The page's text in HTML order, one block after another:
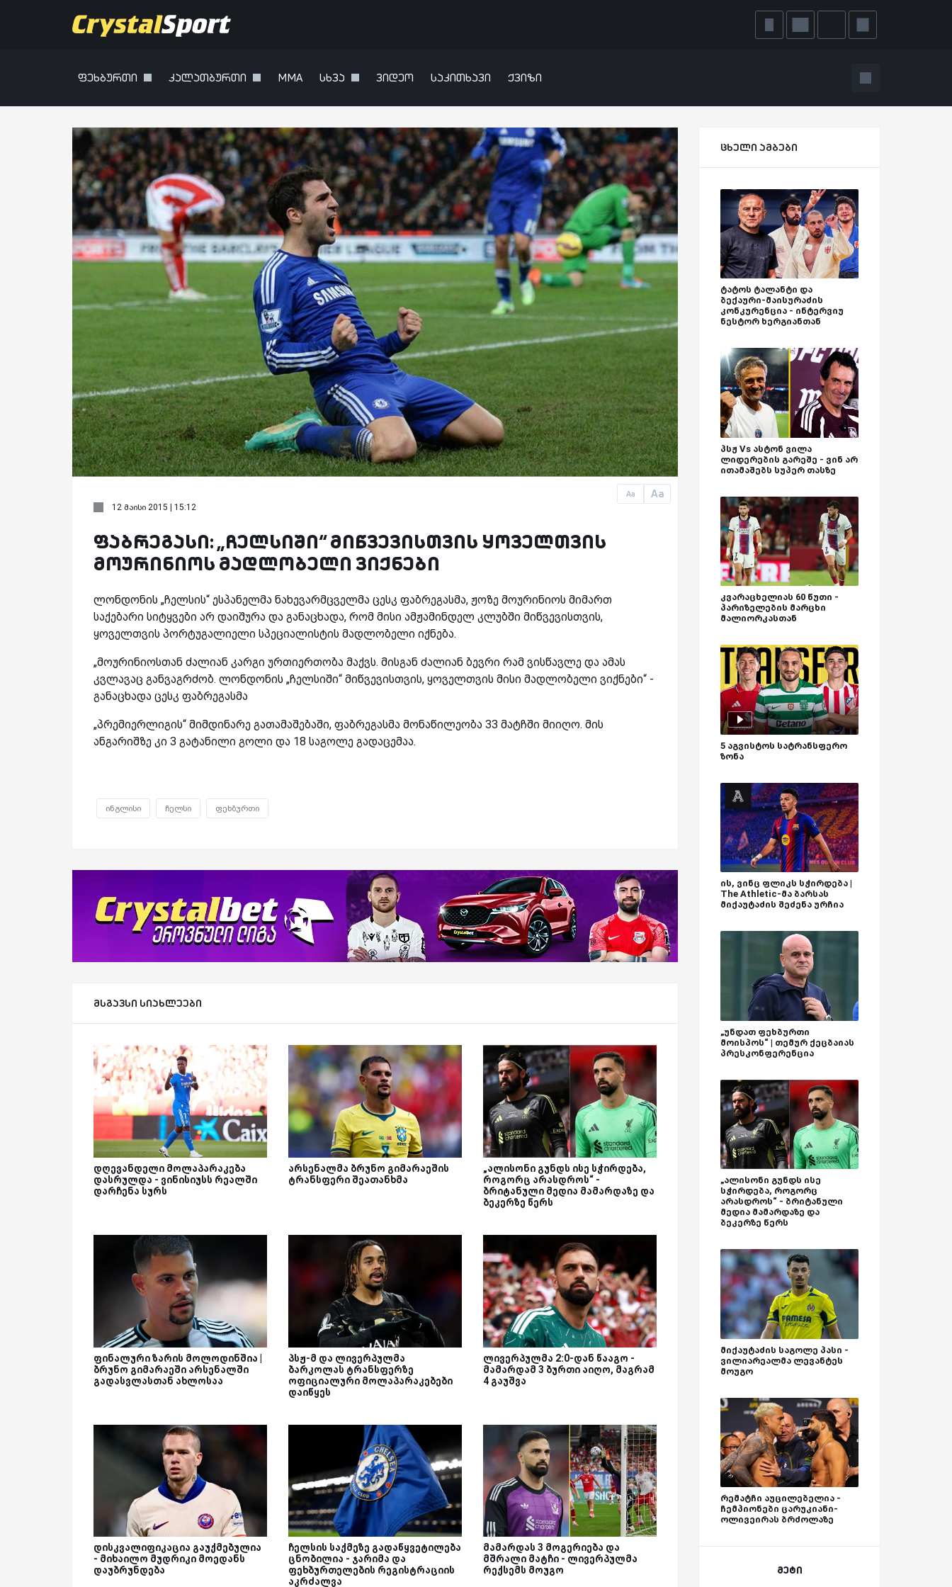
ფეხბურთი კალათბურთი MMA სხვა ვიდეო საკითხავი ქვიზი
Aa Aa
12 მაისი 2015 | 15:12
ფაბრეგასი: „ჩელსიში“ მიწვევისთვის ყოველთვის
მოურინიოს მადლობელი ვიქნები
ლონდონის „ჩელსის“ ესპანელმა ნახევარმცველმა ცესკ ფაბრეგასმა, ჟოზე მოურინიოს მიმართ
საქებარი სიტყვები არ დაიშურა და განაცხადა, რომ მისი ამჟამინდელ კლუბში მიწვევისთვის,
ყოველთვის პორტუგალიელი სპეციალისტის მადლობელი იქნება.
„მოურინიოსთან ძალიან კარგი ურთიერთობა მაქვს. მისგან ძალიან ბევრი რამ ვისწავლე და ამას
კვლავაც განვაგრძობ. ლონდონის „ჩელსიში“ მიწვევისთვის, ყოველთვის მისი მადლობელი ვიქნები“ -
განაცხადა ცესკ ფაბრეგასმა
„პრემიერლიგის“ მიმდინარე გათამაშებაში, ფაბრეგასმა მონაწილეობა 33 მატჩში მიიღო. მის
ანგარიშზე კი 3 გატანილი გოლი და 18 საგოლე გადაცემაა.
ინგლისი ჩელსი ფეხბურთი
მსგავსი სიახლეები
დღევანდელი მოლაპარაკება
დასრულდა - ვინისიუსს რეალში
დარჩენა სურს
არსენალმა ბრუნო გიმარაეშის
ტრანსფერი შეათანხმა
„ალისონი გუნდს ისე სჭირდება,
როგორც არასდროს“ -
ბრიტანული მედია მამარდაზე და
ბეკერზე წერს
ფინალური ზარის მოლოდინშია |
ბრუნო გიმარაეში არსენალში
გადასვლასთან ახლოსაა
პსჟ-მ და ლივერპულმა
ბარკოლას ტრანსფერზე
ოფიციალური მოლაპარაკებები
დაიწყეს
ლივერპულმა 2:0-დან წააგო -
მამარდამ 3 ბურთი აიღო, მაგრამ
4 გაუშვა
დისკვალიფიკაცია გაუქმებულია
- მიხაილო მუდრიკი მოედანს
დაუბრუნდება
ჩელსის საქმეზე გადაწყვეტილება
ცნობილია - ჯარიმა და
ფეხბურთელების რეგისტრაციის
აკრძალვა
მამარდას 3 მოგერიება და
მშრალი მატჩი - ლივერპულმა
რექსემს მოუგო
ცხელი ამბები
ტატოს ტალანტი და
ბექაური-მაისურაძის
კონკურენცია - ინტერვიუ
ნესტორ ხერგიანთან
პსჟ Vs ასტონ ვილა
ლიდერების გარეშე - ვინ არ
ითამაშებს სუპერ თასზე
კვარაცხელიას 60 წუთი -
პარიზელების მარცხი
მალიორკასთან
5 აგვისტოს სატრანსფერო
ზონა
ის, ვინც ფლიკს სჭირდება |
The Athletic-მა ბარსას
მიქაუტაძის შეძენა ურჩია
„უნდათ ფეხბურთი
მოისპოს“ | თემურ ქეცბაიას
პრესკონფერენცია
„ალისონი გუნდს ისე
სჭირდება, როგორც
არასდროს“ - ბრიტანული
მედია მამარდაზე და
ბეკერზე წერს
მიქაუტაძის საგოლე პასი -
ვილიარეალმა ლევანტეს
მოუგო
რემატჩი აუცილებელია -
ჩემპიონები ცარუკიანი-
ოლივეირას ბრძოლაზე
მეტი